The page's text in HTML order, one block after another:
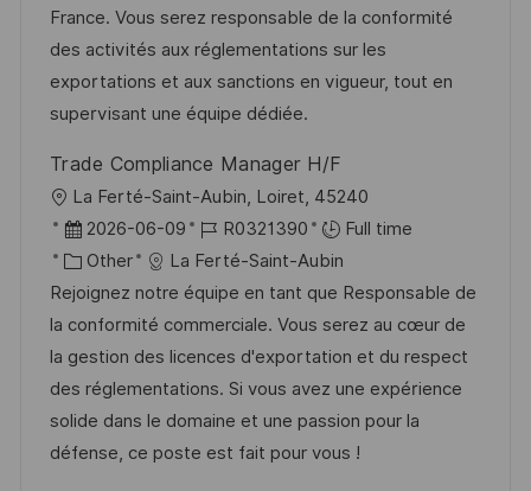
i
o
n
e
d
D
a
e
d
e
g
o
r
France. Vous serez responsable de la conformité
des activités aux réglementations sur les
exportations et aux sanctions en vigueur, tout en
supervisant une équipe dédiée.
Trade Compliance Manager H/F
L
o
c
a
t
i
o
n
La Ferté-Saint-Aubin, Loiret, 45240
P
o
s
t
e
d
D
a
2026-06-09
J
o
b
I
d
R0321390
Full time
C
a
t
e
g
o
r
Other
La Ferté-Saint-Aubin
Rejoignez notre équipe en tant que Responsable de
la conformité commerciale. Vous serez au cœur de
la gestion des licences d'exportation et du respect
des réglementations. Si vous avez une expérience
solide dans le domaine et une passion pour la
défense, ce poste est fait pour vous !